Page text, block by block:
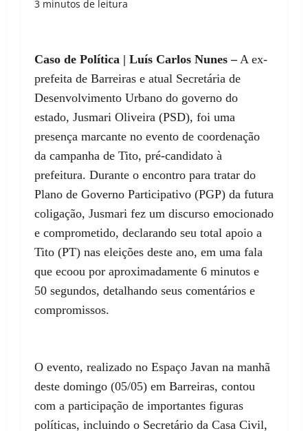
3 minutos de leitura
Caso de Política | Luís Carlos Nunes –A ex-
prefeita de Barreiras e atual Secretária de
Desenvolvimento Urbano do governo do
estado, Jusmari Oliveira (PSD), foi uma
presença marcante no evento de coordenação
da campanha de Tito, pré-candidato à
prefeitura. Durante o encontro para tratar do
Plano de Governo Participativo (PGP) da futura
coligação, Jusmari fez um discurso emocionado
e comprometido, declarando seu total apoio a
Tito (PT) nas eleições deste ano, em uma fala
que ecoou por aproximadamente 6 minutos e
50 segundos, detalhando seus comentários e
compromissos.
O evento, realizado no Espaço Javan na manhã
deste domingo (05/05) em Barreiras, contou
com a participação de importantes figuras
políticas, incluindo o Secretário da Casa Civil,